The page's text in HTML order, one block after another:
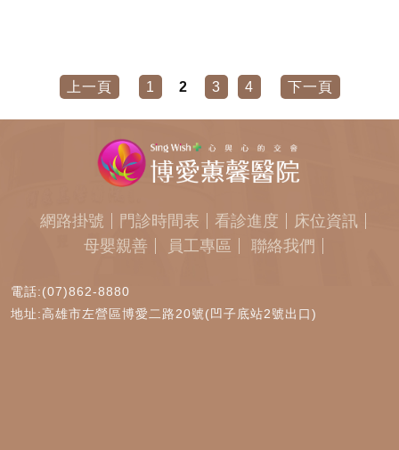
上一頁 1 2 3 4 下一頁
網路掛號 門診時間表 看診進度
床位資訊
母嬰親善
員工專區 聯絡我們
電話:(07)862-8880
地址:高雄市左營區博愛二路20號(凹子底站2號出口)